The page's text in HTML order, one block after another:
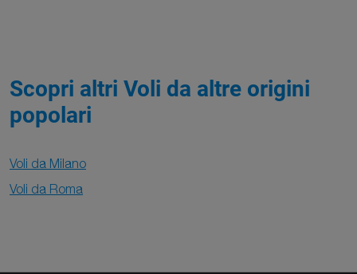
Scopri altri Voli da altre origini
popolari
Voli da Milano
Voli da Roma